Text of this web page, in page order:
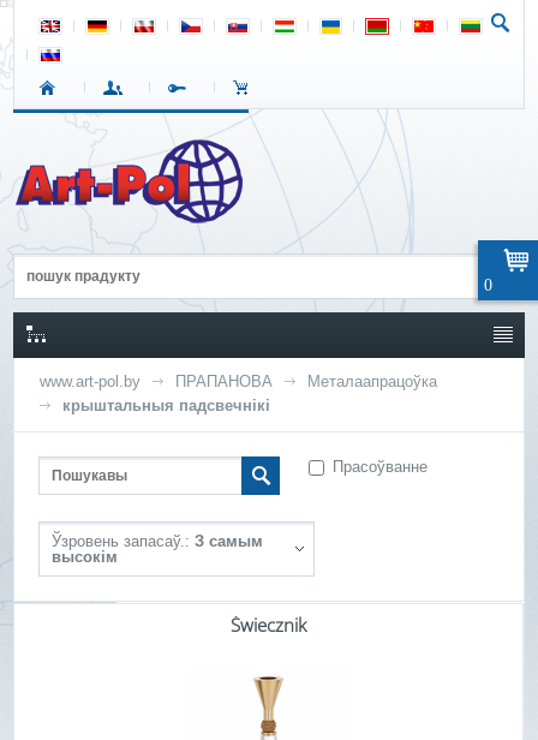
www.art-pol.by ПРАПАНОВА
Металаапрацоўка
крыштальныя падсвечнікі
Прасоўванне
Ўзровень запасаў.: З самым
высокім
Świecznik
0